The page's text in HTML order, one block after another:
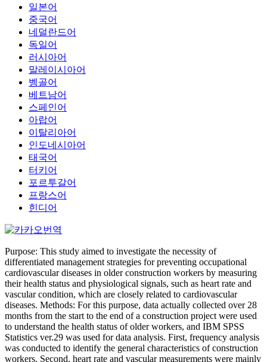
일본어
중국어
네덜란드어
독일어
러시아어
말레이시아어
벵골어
베트남어
스페인어
아랍어
이탈리아어
인도네시아어
태국어
터키어
포르투갈어
프랑스어
힌디어
Purpose: This study aimed to investigate the necessity of
differentiated management strategies for preventing occupational
cardiovascular diseases in older construction workers by measuring
their health status and physiological signals, such as heart rate and
vascular condition, which are closely related to cardiovascular
diseases. Methods: For this purpose, data actually collected over 28
months from the start to the end of a construction project were used
to understand the health status of older workers, and IBM SPSS
Statistics ver.29 was used for data analysis. First, frequency analysis
was conducted to identify the general characteristics of construction
workers. Second, heart rate and vascular measurements were mainly